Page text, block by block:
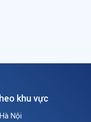
khu vực
Nội